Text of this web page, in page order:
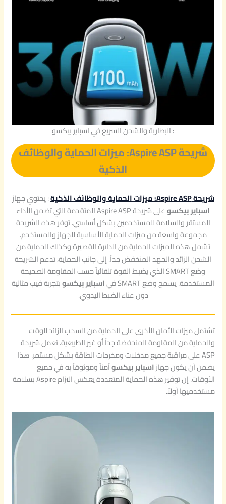
: البطارية والشحن السريع في اسباير بيكسو
شريحة Aspire ASP: ميزات الحماية والوظائف
الذكية
شريحة Aspire ASP: ميزات الحماية والوظائف الذكية
: يحتوي جهاز
اسباير بيكسو
على شريحة Aspire ASP المتقدمة التي تضمن الأداء
المستقر والسلامة للمستخدمين بشكل أساسي. توفر هذه الشريحة
مجموعة واسعة من ميزات الحماية الأساسية للجهاز والمستخدم.
تشمل هذه الميزات الحماية من الدائرة القصيرة وكذلك الحماية من
الشحن الزائد والجهد المنخفض جداً. إلى جانب الحماية، تدعم الشريحة
وضع SMART الذي يضبط القوة تلقائياً حسب المقاومة الصحيحة
المستخدمة. يسمح وضع SMART في
اسباير بيكسوبتجربة فيب مثالية
دون عناء الضبط اليدوي.
تشتمل ميزات الأمان الأخرى على الحماية من السحب الزائد للوقت
والحماية من المقاومة المنخفضة جداً أو غير الطبيعية. تعمل شريحة
ASP على مراقبة جميع مدخلات ومخرجات الطاقة بشكل مستمر. هذا
يضمن أن يكون جهازاسباير بيكسوآمناً وموثوقاً به في جميع
الأوقات. إن توفير هذه الحماية المتعددة يعكس التزام Aspire بسلامة
مستخدميها أولاً.